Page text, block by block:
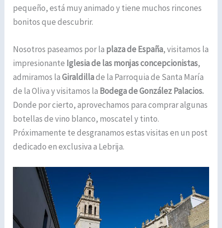
pequeño, está muy animado y tiene muchos rincones
bonitos que descubrir.
Nosotros paseamos por la plaza de España, visitamos la
impresionante Iglesia de las monjas concepcionistas,
admiramos laGiraldillade la Parroquia de Santa María
de la Oliva y visitamos la Bodega de González Palacios.
Donde por cierto, aprovechamos para comprar algunas
botellas de vino blanco, moscatel y tinto.
Próximamente te desgranamos estas visitas en un post
dedicado en exclusiva a Lebrija.